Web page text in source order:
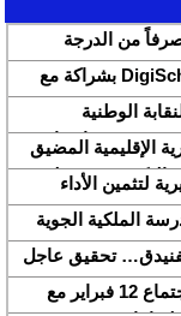
| الإعلان عن مباراة توظيف 30 متصرفاً من الدرجة
انطلاق المخيم التدريبي الوطني لبرنامج DigiSchool بشراكة مع
الوطنية
للمتصرفين والمتصرفات بقطاع التربية الوطنية SNASE وانتخاب
الإقليمية المضيق
والتكوين بجهة طنجة
لتثمين الأداء
الملكية الجوية
تحقيق عاجل
النقابات التعليمية الخمس تكشف مخرجات اجتماع 12 فبراير مع